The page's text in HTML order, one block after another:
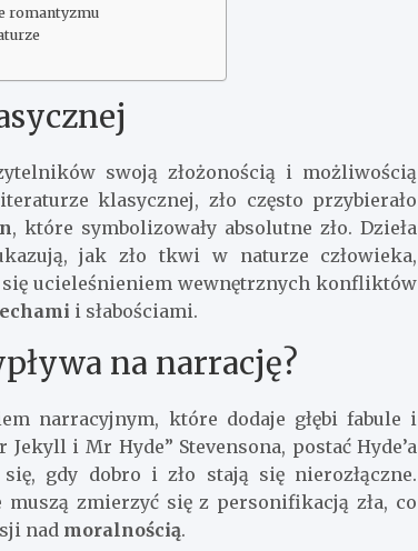
romantyzmu
swoją złożonością i możliwością
klasycznej, zło często przybierało
, które symbolizowały absolutne zło. Dzieła
jak zło tkwi w naturze człowieka,
się ucieleśnieniem wewnętrznych konfliktów
i słabościami.
na narrację?
narracyjnym, które dodaje głębi fabule i
i Mr Hyde” Stevensona, postać Hyde’a
gdy dobro i zło stają się nierozłączne.
zmierzyć się z personifikacją zła, co
nad moralnością.